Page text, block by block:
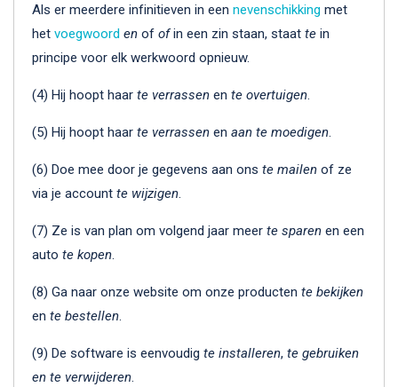
Als er meerdere infinitieven in een nevenschikking met
het voegwoord en of ofin een zin staan, staat te in
principe voor elk werkwoord opnieuw.
(4) Hij hoopt haar te verrassen en te overtuigen.
(5) Hij hoopt haar te verrassen en aan te moedigen.
(6) Doe mee door je gegevens aan ons te mailen of ze
via je account te wijzigen.
(7) Ze is van plan om volgend jaar meer te sparen en een
auto te kopen.
(8) Ga naar onze website om onze producten te bekijken
en te bestellen.
(9) De software is eenvoudig te installeren, te gebruiken
en te verwijderen.